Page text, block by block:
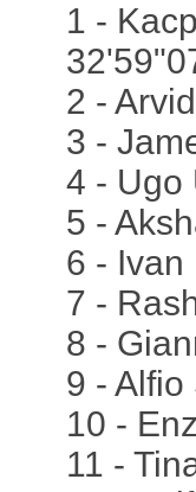
1 -
2 -
3 -
4 - Ugo
5 -
6 - Ivan
7 -
8 -
9 -
10 -
11 -